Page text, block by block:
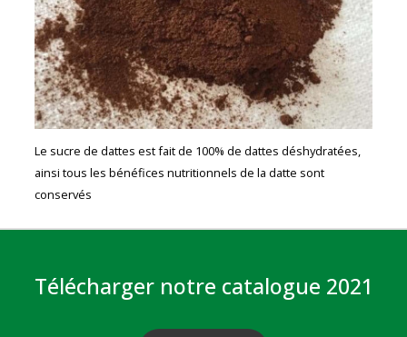
Le sucre de dattes est fait de 100% de dattes déshydratées,
ainsi tous les bénéfices nutritionnels de la datte sont
conservés
Télécharger notre catalogue 2021